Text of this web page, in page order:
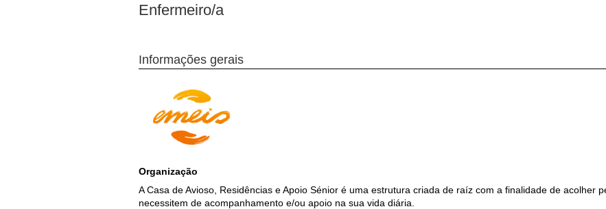
Enfermeiro/a
Informações gerais
Organização
A Casa de Avioso, Residências e Apoio Sénior é uma estrutura criada de raíz com a finalidade de acolher
necessitem de acompanhamento e/ou apoio na sua vida diária.